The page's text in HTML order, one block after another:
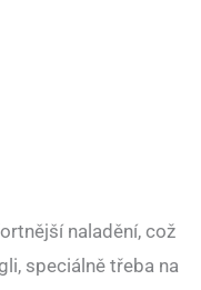
naladění, což
speciálně třeba na